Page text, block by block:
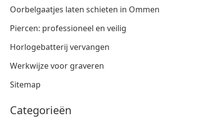
Oorbelgaatjes laten schieten in Ommen
Piercen: professioneel en veilig
Horlogebatterij vervangen
Werkwijze voor graveren
Sitemap
Categorieën